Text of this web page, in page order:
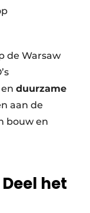
de Warsaw
en duurzame
aan de
bouw en
het